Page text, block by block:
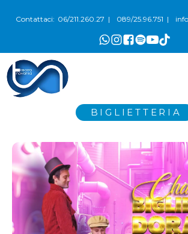
Contattaci: 06/211.260.27 | 089/25.96.751 |
BIGLIETTERIA